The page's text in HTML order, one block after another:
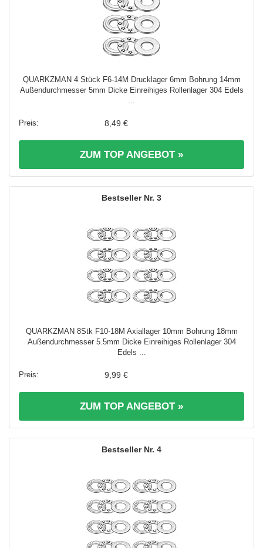
QUARKZMAN 4 Stück F6-14M Drucklager 6mm Bohrung 14mm
Außendurchmesser 5mm Dicke Einreihiges Rollenlager 304 Edels
...
8,49 €
ZUM TOP ANGEBOT »
3
QUARKZMAN 8Stk F10-18M Axiallager 10mm Bohrung 18mm
Außendurchmesser 5.5mm Dicke Einreihiges Rollenlager 304
Edels ...
9,99 €
ZUM TOP ANGEBOT »
4